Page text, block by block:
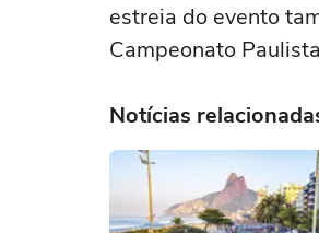
estreia do evento
Campeonato
Notícias